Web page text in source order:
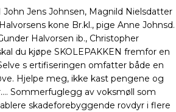
John Jens Johnsen, Magnild Nielsdatter
kone Br.kl., pige Anne Johnsd.
Halvorsen ib., Christopher
du kjøpe SKOLEPAKKEN fremfor en
s ertifiseringen omfatter både en
Hjelpe meg, ikke kast pengene og
Sommerfuglegg av voksmøll som
skadeforebyggende rovdyr i flere